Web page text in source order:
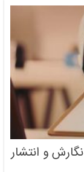
و انتشار